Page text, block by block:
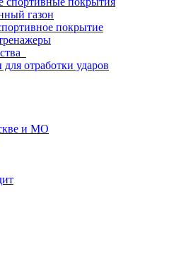
газон
покрытие
отработки ударов
и МО